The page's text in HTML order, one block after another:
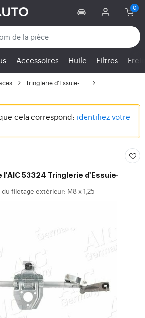
Accessoires Huile Filtres
cela correspond: identifiez votre
l'AIC 53324 Tringlerie d'Essuie-
du filetage extérieur: M8 x 1,25